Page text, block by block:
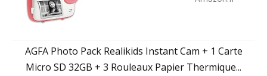
AGFA Photo Pack Realikids Instant Cam + 1 Carte
Micro SD 32GB + 3 Rouleaux Papier Thermique...